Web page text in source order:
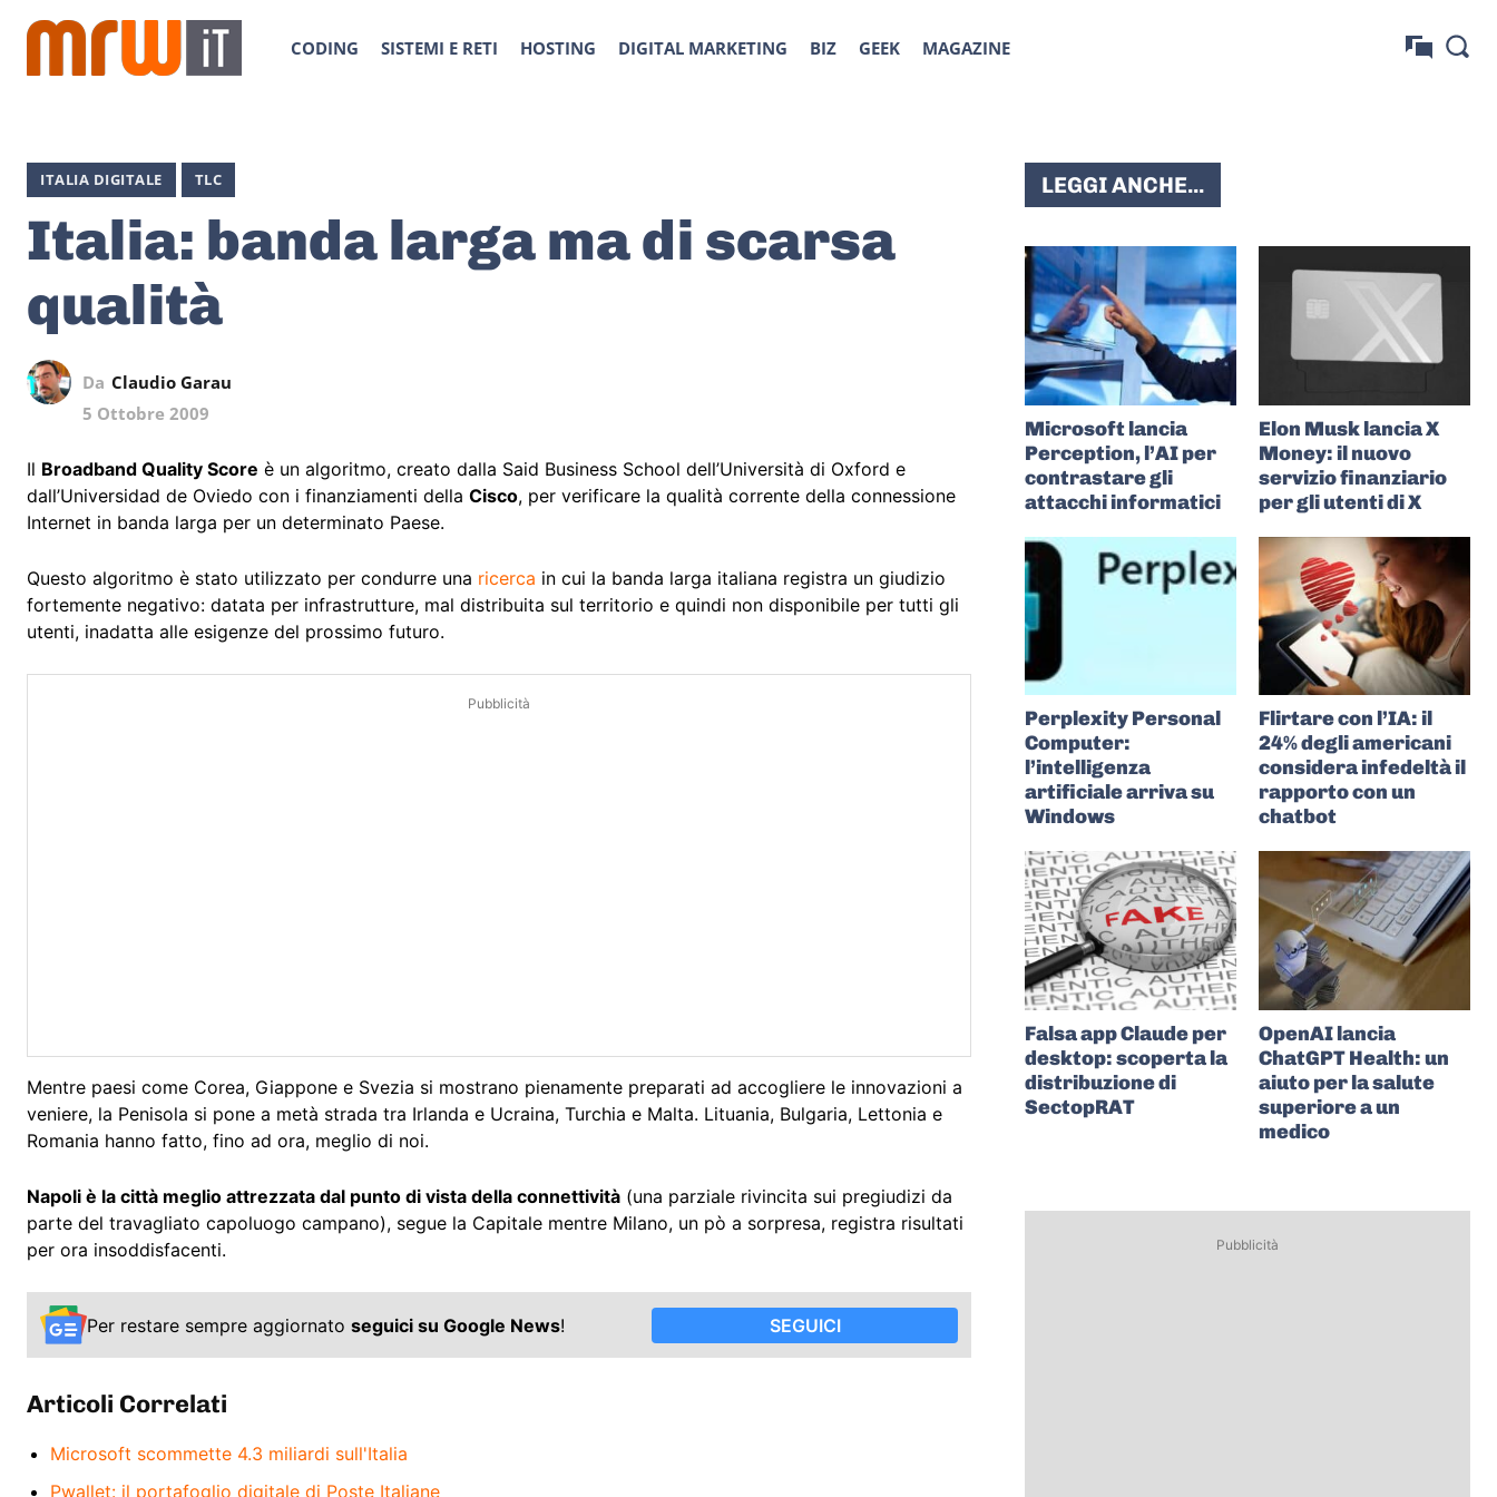
CODING SISTEMI E RETI HOSTING DIGITAL MARKETING BIZ GEEK MAGAZINE
ITALIA DIGITALE TLC
Italia: banda larga ma di scarsa
qualità
Da Claudio Garau
5 Ottobre 2009
Il Broadband Quality Score è un algoritmo, creato dalla Said Business School dell’Università di Oxford e
dall’Universidad de Oviedo con i finanziamenti della Cisco, per verificare la qualità corrente della connessione
Internet in banda larga per un determinato Paese.
Questo algoritmo è stato utilizzato per condurre una ricerca in cui la banda larga italiana registra un giudizio
fortemente negativo: datata per infrastrutture, mal distribuita sul territorio e quindi non disponibile per tutti gli
utenti, inadatta alle esigenze del prossimo futuro.
Pubblicità
Mentre paesi come Corea, Giappone e Svezia si mostrano pienamente preparati ad accogliere le innovazioni a
veniere, la Penisola si pone a metà strada tra Irlanda e Ucraina, Turchia e Malta. Lituania, Bulgaria, Lettonia e
Romania hanno fatto, fino ad ora, meglio di noi.
Napoli è la città meglio attrezzata dal punto di vista della connettività (una parziale rivincita sui pregiudizi da
parte del travagliato capoluogo campano), segue la Capitale mentre Milano, un pò a sorpresa, registra risultati
per ora insoddisfacenti.
Per restare sempre aggiornato seguici su Google News! SEGUICI
Articoli Correlati
Microsoft scommette 4.3 miliardi sull'Italia
Pwallet: il portafoglio digitale di Poste Italiane
LEGGI ANCHE...
Microsoft lancia
Perception, l’AI per
contrastare gli
attacchi informatici
Elon Musk lancia X
Money: il nuovo
servizio finanziario
per gli utenti di X
Perplexity Personal
Computer:
l’intelligenza
artificiale arriva su
Windows
Flirtare con l’IA: il
24% degli americani
considera infedeltà il
rapporto con un
chatbot
Falsa app Claude per
desktop: scoperta la
distribuzione di
SectopRAT
OpenAI lancia
ChatGPT Health: un
aiuto per la salute
superiore a un
medico
Pubblicità